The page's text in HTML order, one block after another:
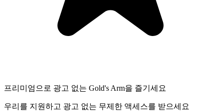
프리미엄으로 광고 없는 Gold's Arm을 즐기세요
우리를 지원하고 광고 없는 무제한 액세스를 받으세요